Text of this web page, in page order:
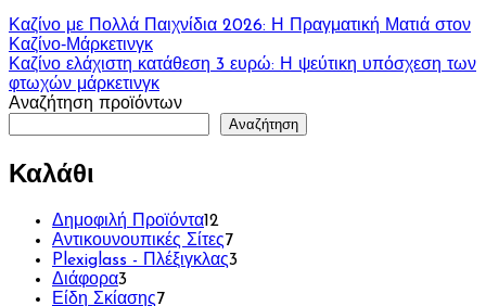
Πλοήγηση
άρθρων
Καζίνο με Πολλά Παιχνίδια 2026: Η Πραγματική Ματιά στον
Καζίνο‑Μάρκετινγκ
Καζίνο ελάχιστη κατάθεση 3 ευρώ: Η ψεύτικη υπόσχεση των
φτωχών μάρκετινγκ
Αναζήτηση προϊόντων
Αναζήτηση
Καλάθι
Δημοφιλή Προϊόντα12
προϊόντα
Αντικουνουπικές Σίτες77
προϊόντα
Plexiglass - Πλέξιγκλας33
Διάφορα33
προϊόντα
Είδη Σκίασης77